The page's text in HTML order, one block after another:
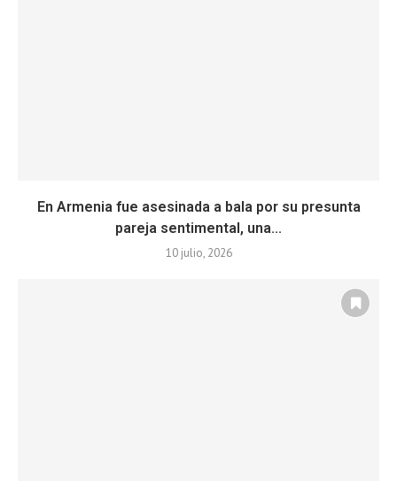
En Armenia fue asesinada a bala por su presunta
pareja sentimental, una...
10 julio, 2026